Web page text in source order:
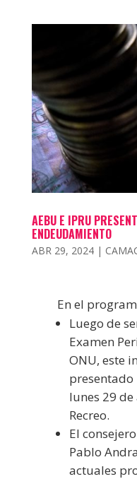
AEBU E IPRU
ENDEUDAMIENTO
ABR 29, 2024|
En el
Luego de
Examen
ONU, este
lunes 29
Recreo.
El
Pablo
actuales